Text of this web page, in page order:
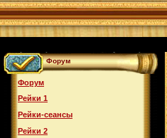
Форум
Форум
Рейки 1
Рейки-сеансы
Рейки 2